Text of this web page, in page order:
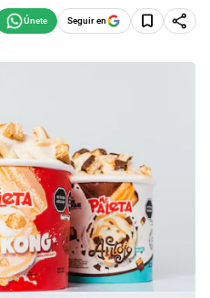
Seguir en